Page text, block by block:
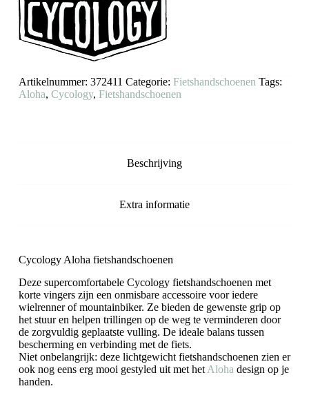
Artikelnummer: 372411 Categorie: Fietshandschoenen Tags:
Aloha, Cycology, Fietshandschoenen
Beschrijving
Extra informatie
Cycology Aloha fietshandschoenen
Deze supercomfortabele Cycology fietshandschoenen met
korte vingers zijn een onmisbare accessoire voor iedere
wielrenner of mountainbiker. Ze bieden de gewenste grip op
het stuur en helpen trillingen op de weg te verminderen door
de zorgvuldig geplaatste vulling. De ideale balans tussen
bescherming en verbinding met de fiets.
Niet onbelangrijk: deze lichtgewicht fietshandschoenen zien er
ook nog eens erg mooi gestyled uit met het Aloha design op je
handen.